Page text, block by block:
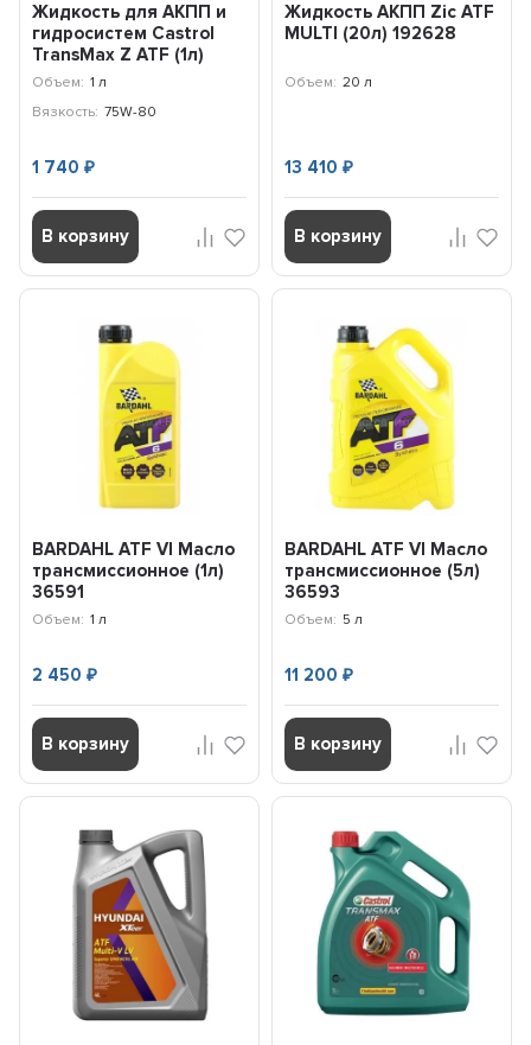
Жидкость для АКПП и
гидросистем Castrol
TransMax Z ATF (1л)
15D6D2
Объем: 1 л
Вязкость: 75W-80
1 740₽
В корзину
Жидкость АКПП Zic ATF
MULTI (20л) 192628
Объем: 20 л
13 410 ₽
В корзину
BARDAHL ATF VI Масло
трансмиссионное (1л)
36591
Объем: 1 л
2 450₽
В корзину
BARDAHL ATF VI Масло
трансмиссионное (5л)
36593
Объем: 5 л
11 200 ₽
В корзину